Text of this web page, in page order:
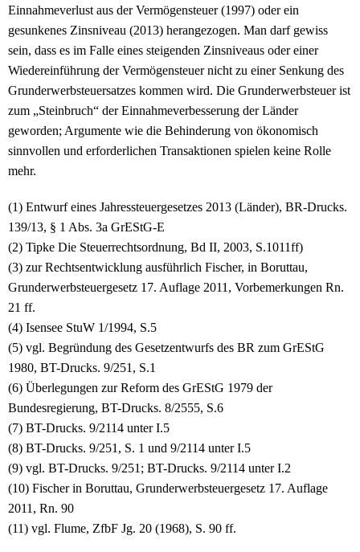
Einnahmeverlust aus der Vermögensteuer (1997) oder ein
gesunkenes Zinsniveau (2013) herangezogen. Man darf gewiss
sein, dass es im Falle eines steigenden Zinsniveaus oder einer
Wiedereinführung der Vermögensteuer nicht zu einer Senkung des
Grunderwerbsteuersatzes kommen wird. Die Grunderwerbsteuer ist
zum „Steinbruch“ der Einnahmeverbesserung der Länder
geworden; Argumente wie die Behinderung von ökonomisch
sinnvollen und erforderlichen Transaktionen spielen keine Rolle
mehr.
(1) Entwurf eines Jahressteuergesetzes 2013 (Länder), BR-Drucks.
139/13, § 1 Abs. 3a GrEStG-E
(2) Tipke Die Steuerrechtsordnung, Bd II, 2003, S.1011ff)
(3) zur Rechtsentwicklung ausführlich Fischer, in Boruttau,
Grunderwerbsteuergesetz 17. Auflage 2011, Vorbemerkungen Rn.
21 ff.
(4) Isensee StuW 1/1994, S.5
(5) vgl. Begründung des Gesetzentwurfs des BR zum GrEStG
1980, BT-Drucks. 9/251, S.1
(6) Überlegungen zur Reform des GrEStG 1979 der
Bundesregierung, BT-Drucks. 8/2555, S.6
(7) BT-Drucks. 9/2114 unter I.5
(8) BT-Drucks. 9/251, S. 1 und 9/2114 unter I.5
(9) vgl. BT-Drucks. 9/251; BT-Drucks. 9/2114 unter I.2
(10) Fischer in Boruttau, Grunderwerbsteuergesetz 17. Auflage
2011, Rn. 90
(11) vgl. Flume, ZfbF Jg. 20 (1968), S. 90 ff.